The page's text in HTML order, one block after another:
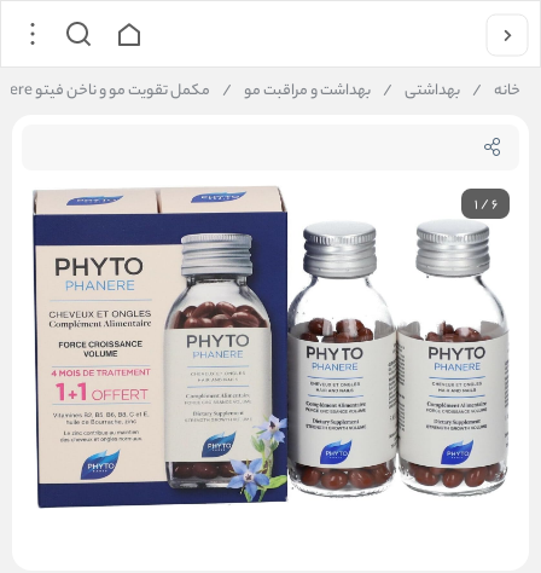
خانه / بهداشتی / بهداشت و مراقبت مو / مکمل تقویت مو و ناخن فیتو Phyto Phanere تعداد 240 عدد
1/6